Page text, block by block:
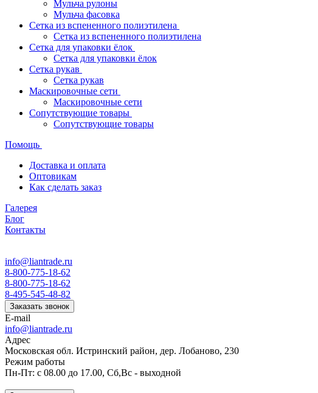
Мульча рулоны
Мульча фасовка
Сетка из вспененного полиэтилена
Сетка из вспененного полиэтилена
Сетка для упаковки ёлок
Сетка для упаковки ёлок
Сетка рукав
Сетка рукав
Маскировочные сети
Маскировочные сети
Сопутствующие товары
Сопутствующие товары
Помощь
Доставка и оплата
Оптовикам
Как сделать заказ
Галерея
Блог
Контакты
info@liantrade.ru
8-800-775-18-62
8-800-775-18-62
8-495-545-48-82
Заказать звонок
E-mail
info@liantrade.ru
Адрес
Московская обл. Истринский район, дер. Лобаново, 230
Режим работы
Пн-Пт: c 08.00 до 17.00, Cб,Вс - выходной